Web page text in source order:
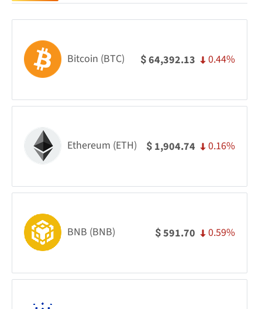
Bitcoin (BTC) $64,392.13 0.44%
Ethereum (ETH) $ 1,904.74 0.16%
BNB (BNB) $591.70 0.59%